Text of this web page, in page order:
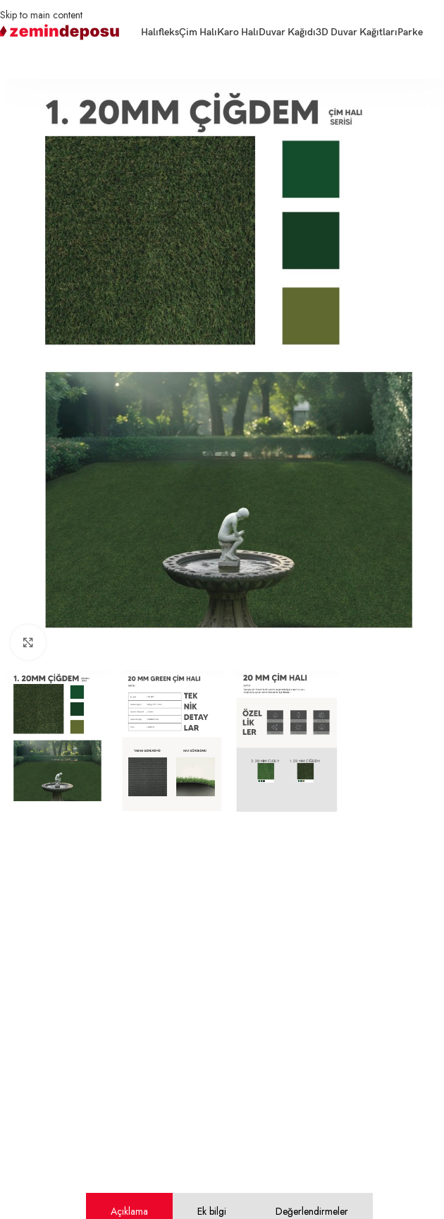
Skip to main content
HalıfleksÇim HalıKaro HalıDuvar Kağıdı3D Duvar KağıtlarıParke
Açıklama Ek bilgi Değerlendirmeler